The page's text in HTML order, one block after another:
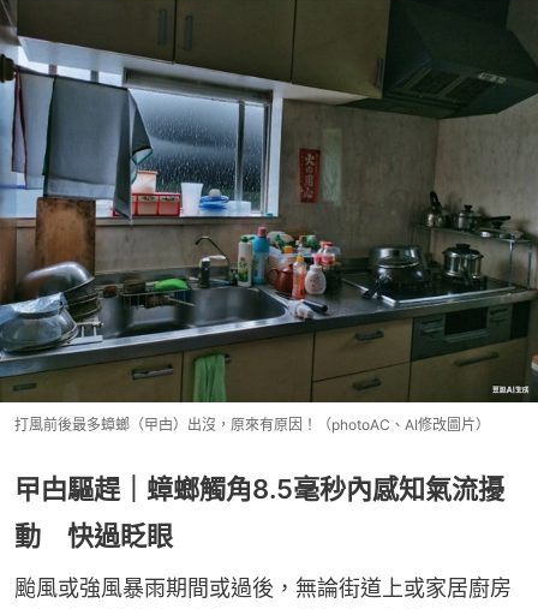
打風前後最多蟑螂（曱甴）出沒，原來有原因！（photoAC、AI修改圖片）
曱甴驅趕｜蟑螂觸角8.5毫秒內感知氣流擾
動 快過眨眼
颱風或強風暴雨期間或過後，無論街道上或家居廚房